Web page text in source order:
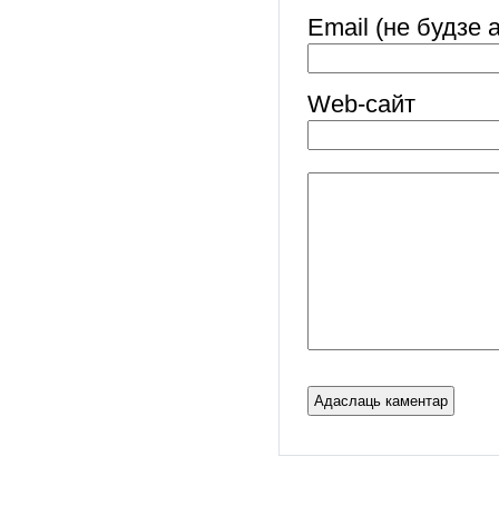
Email (не будзе
Web-cайт